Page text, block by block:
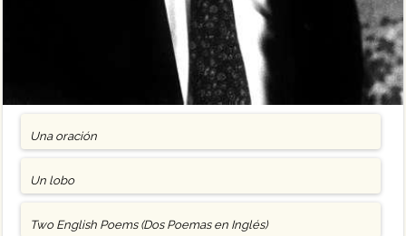
Una oración
Un lobo
Two English Poems (Dos Poemas en Inglés)